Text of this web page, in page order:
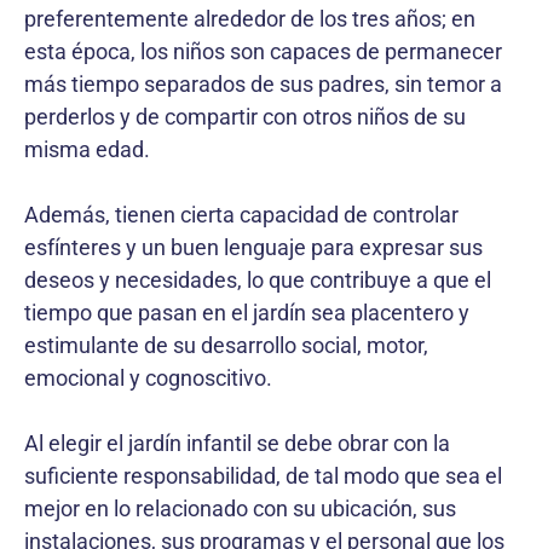
preferentemente alrededor de los tres años; en
esta época, los niños son capaces de permanecer
más tiempo separados de sus padres, sin temor a
perderlos y de compartir con otros niños de su
misma edad.
Además, tienen cierta capacidad de controlar
esfínteres y un buen lenguaje para expresar sus
deseos y necesidades, lo que contribuye a que el
tiempo que pasan en el jardín sea placentero y
estimulante de su desarrollo social, motor,
emocional y cognoscitivo.
Al elegir el jardín infantil se debe obrar con la
suficiente responsabilidad, de tal modo que sea el
mejor en lo relacionado con su ubicación, sus
instalaciones, sus programas y el personal que los